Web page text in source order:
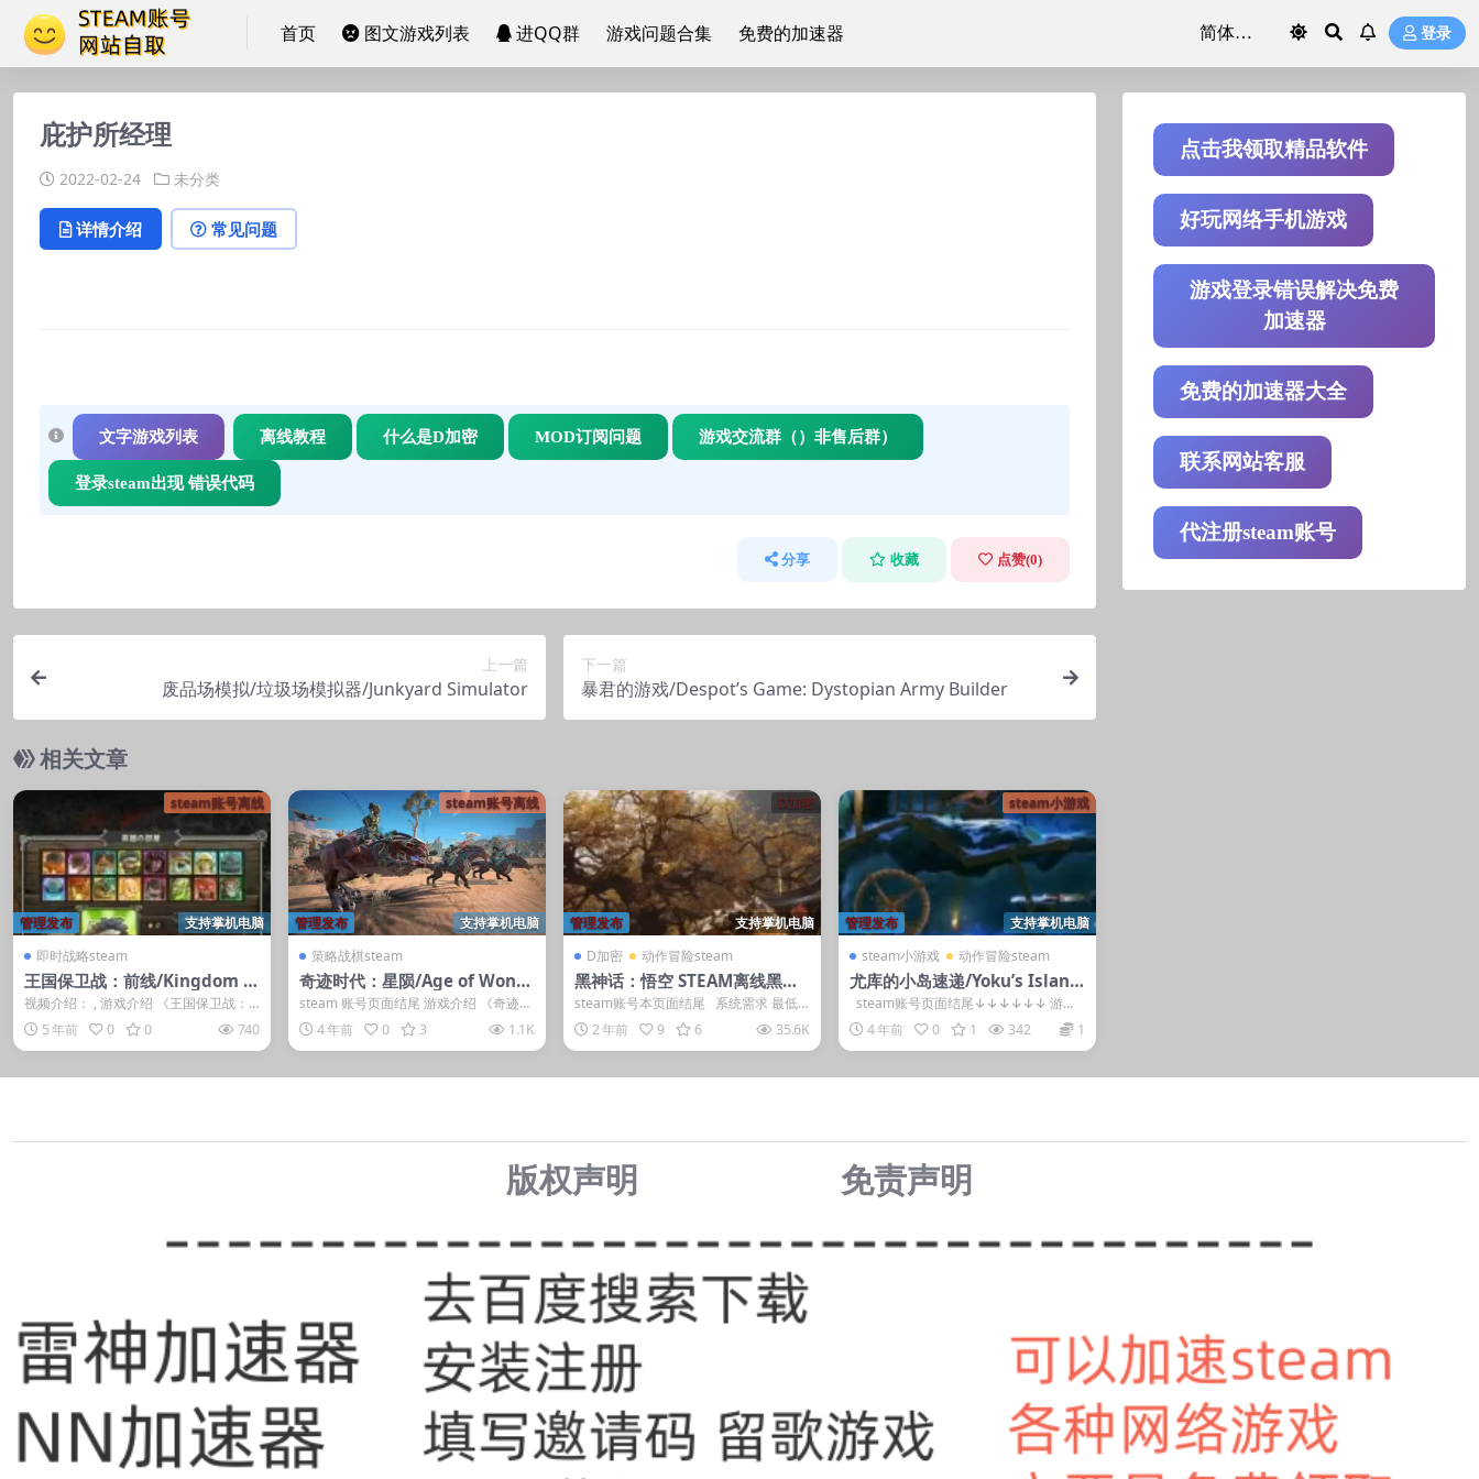
首页 图文游戏列表 进QQ群 游戏问题合集 免费的加速器 登录
庇护所经理
2022-02-24 未分类
详情介绍 常见问题
文字游戏列表 离线教程 什么是D加密 MOD订阅问题 游戏交流群（）非售后群）
登录steam出现 错误代码
分享 收藏 点赞(0)
上一篇
废品场模拟/垃圾场模拟器/Junkyard Simulator
下一篇
暴君的游戏/Despot’s Game: Dystopian Army Builder
相关文章
steam账号离线
支持掌机电脑
管理发布
即时战略steam
王国保卫战：前线/Kingdom R
ush Frontiers
视频介绍： , 游戏介绍 《王国保卫战：
前线》是由Ironhide Game S...
5 年前 0 0 740
steam账号离线
支持掌机电脑
管理发布
策略战棋steam
奇迹时代：星陨/Age of Wond
ers: Planetfall
steam 账号页面结尾 游戏介绍 《奇迹时
代：星陨》由《奇迹时代》和《霸王》
开...4 年前 0 3 1.1K
D加密
支持掌机电脑
管理发布
D加密
动作冒险steam
黑神话：悟空 STEAM离线黑神
话悟空 D加密豪华版 国产游戏平
台问都是回答没有付款用户可以
换号激活
steam账号本页面结尾 系统需求 最低
配置: 需要 64 位处理...
2 年前 9 6 35.6K
steam小游戏
支持掌机电脑
管理发布
steam小游戏
动作冒险steam
尤库的小岛速递/Yoku’s Island
Express
steam账号页面结尾↓↓↓↓↓↓ 游戏
视频 游戏截图 ...
4 年前 0 1 342 1
点击我领取精品软件
好玩网络手机游戏
游戏登录错误解决免费
加速器
免费的加速器大全
联系网站客服
代注册steam账号
版权声明 免责声明